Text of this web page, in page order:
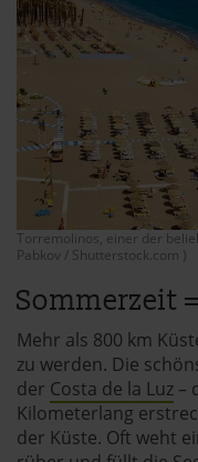
Torremolinos, einer der
Pabkov / Shutterstock.com )
Sommerzeit
Mehr als 800 km
zu werden. Die
der Costa de la Luz –
Kilometerlang
der Küste. Oft weht